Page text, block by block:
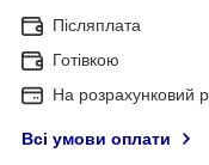
Післяплата
Готівкою
На розрахунковий
Всі умови оплати